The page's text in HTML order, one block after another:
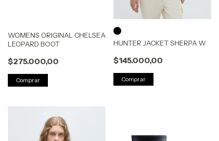
WOMENS ORIGINAL CHELSEA
LEOPARD BOOT
$275.000,00
Comprar
HUNTER JACKET SHERPA W
$145.000,00
Comprar